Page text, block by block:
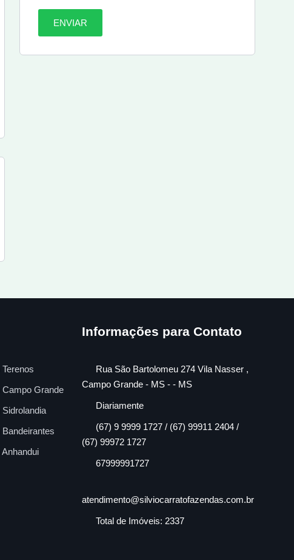
ENVIAR
Grande
Informações para Contato
Rua São Bartolomeu 274 Vila Nasser ,
Campo Grande - MS - - MS
Diariamente
(67) 9 9999 1727 / (67) 99911 2404 /
(67) 99972 1727
67999991727
atendimento@silviocarratofazendas.com.br
Total de Imóveis: 2337